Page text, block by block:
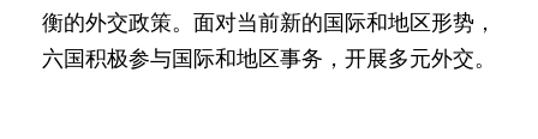
衡的外交政策。面对当前新的国际和地区形势，
六国积极参与国际和地区事务，开展多元外交。